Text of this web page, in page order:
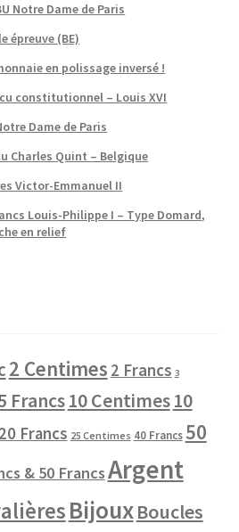
Notre Dame de Paris
épreuve (BE)
en polissage inversé !
constitutionnel – Louis XVI
Dame de Paris
Charles Quint – Belgique
Victor-Emmanuel II
Louis-Philippe I – Type Domard,
en relief
2 Centimes 2 Francs 3
Francs10 Centimes10
20 Francs 25 Centimes 40 Francs 50
& 50 FrancsArgent
BijouxBoucles